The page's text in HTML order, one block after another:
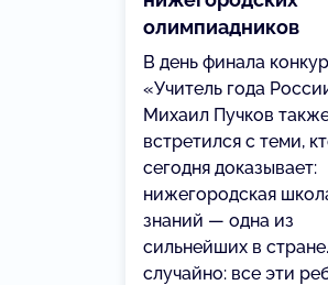
олимпиадников
В день финала
«Учитель года
Михаил Пучков
встретился с теми,
сегодня доказывает:
нижегородская
знаний — одна из
сильнейших в
случайно: все эти